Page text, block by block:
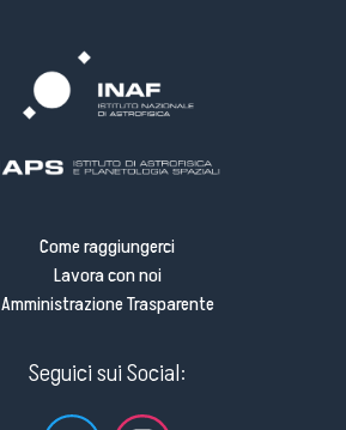
Come raggiungerci
Lavora con noi
Amministrazione Trasparente
Seguici sui Social: